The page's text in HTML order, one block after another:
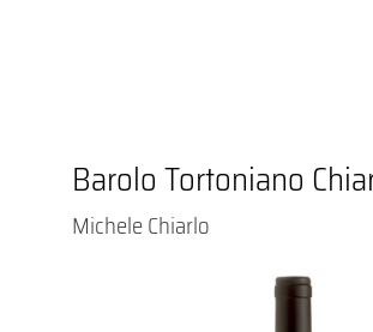
Barolo Tortoniano
Michele Chiarlo